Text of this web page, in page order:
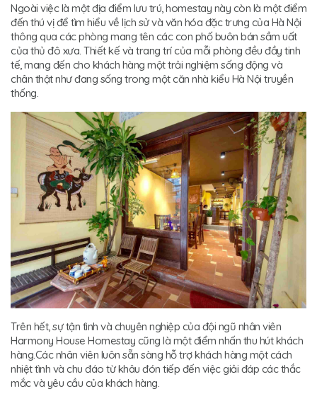
Ngoài việc là một địa điểm lưu trú, homestay này còn là một điểm
đến thú vị để tìm hiểu về lịch sử và văn hóa đặc trưng của Hà Nội
thông qua các phòng mang tên các con phố buôn bán sầm uất
của thủ đô xưa. Thiết kế và trang trí của mỗi phòng đều đầy tinh
tế, mang đến cho khách hàng một trải nghiệm sống động và
chân thật như đang sống trong một căn nhà kiểu Hà Nội truyền
thống.
Trên hết, sự tận tình và chuyên nghiệp của đội ngũ nhân viên
Harmony House Homestay cũng là một điểm nhấn thu hút khách
hàng.Các nhân viên luôn sẵn sàng hỗ trợ khách hàng một cách
nhiệt tình và chu đáo từ khâu đón tiếp đến việc giải đáp các thắc
mắc và yêu cầu của khách hàng.